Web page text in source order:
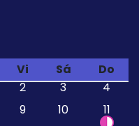
Vi Sá
Do
2 3
4
9 10
11